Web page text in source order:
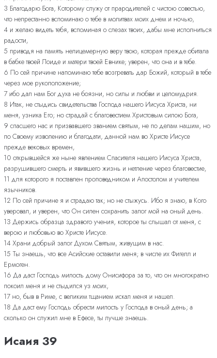
3 Благодарю Бога, Которому служу от прародителей с чистою совестью,
что непрестанно вспоминаю о тебе в молитвах моих днем и ночью,
4 и желаю видеть тебя, вспоминая о слезах твоих, дабы мне исполниться
радости,
5 приводя на память нелицемерную веру твою, которая прежде обитала
в бабке твоей Лоиде и матери твоей Евнике; уверен, что она и в тебе.
6 По сей причине напоминаю тебе возгревать дар Божий, который в тебе
через мое рукоположение;
7 ибо дал нам Бог духа не боязни, но силы и любви и целомудрия.
8 Итак, не стыдись свидетельства Господа нашего Иисуса Христа, ни
меня, узника Его; но страдай с благовестием Христовым силою Бога,
9 спасшего нас и призвавшего званием святым, не по делам нашим, но
по Своему изволению и благодати, данной нам во Христе Иисусе
прежде вековых времен,
10 открывшейся же ныне явлением Спасителя нашего Иисуса Христа,
разрушившего смерть и явившего жизнь и нетление через благовестие,
11 для которого я поставлен проповедником и Апостолом и учителем
язычников.
12 По сей причине я и страдаю так; но не стыжусь. Ибо я знаю, в Кого
уверовал, и уверен, что Он силен сохранить залог мой на оный день.
13 Держись образца здравого учения, которое ты слышал от меня, с
верою и любовью во Христе Иисусе.
14 Храни добрый залог Духом Святым, живущим в нас.
15 Ты знаешь, что все Асийские оставили меня; в числе их Фигелл и
Ермоген.
16 Да даст Господь милость дому Онисифора за то, что он многократно
покоил меня и не стыдился уз моих,
17 но, быв в Риме, с великим тщанием искал меня и нашел.
18 Да даст ему Господь обрести милость у Господа в оный день; а
сколько он служил мне в Ефесе, ты лучше знаешь.
Исаия 39